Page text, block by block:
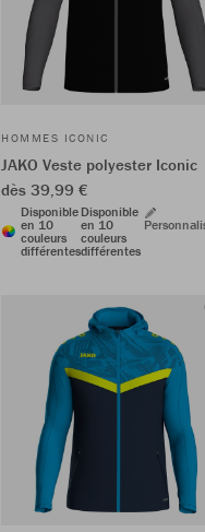
HOMMES ICONIC
JAKO Veste polyester Iconic
dès 39,99 €
Disponible
en 10
couleurs
différentes
Disponible
en 10
couleurs
différentes